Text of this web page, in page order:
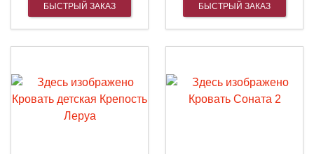
БЫСТРЫЙ ЗАКАЗ БЫСТРЫЙ ЗАКАЗ